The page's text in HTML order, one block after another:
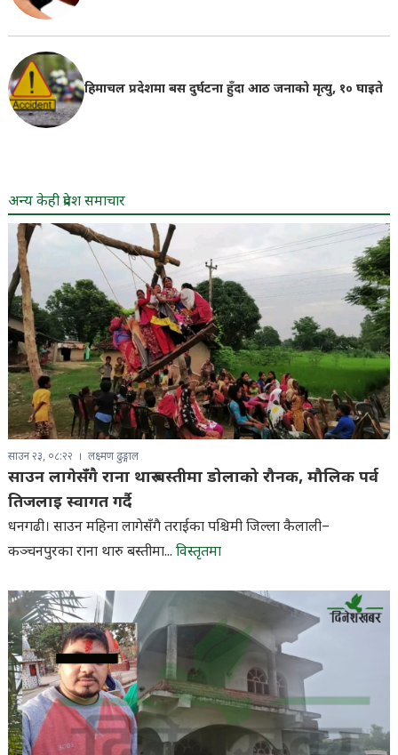
हिमाचल प्रदेशमा बस दुर्घटना हुँदा आठ जनाको मृत्यु, १० घाइते
अन्य केही प्रदेश समाचार
साउन २३, ०८:२२ लक्ष्मण ढुङ्गाल
साउन लागेसँगै राना थारु बस्तीमा डोलाको रौनक, मौलिक पर्व
तिजलाइ स्वागत गर्दै
धनगढी। साउन महिना लागेसँगै तराईका पश्चिमी जिल्ला कैलाली–
कञ्चनपुरका राना थारु बस्तीमा... विस्तृतमा